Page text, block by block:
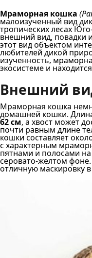
Мраморная кошка
малоизученный вид
тропических лесах
внешний вид, повадки
этот вид объектом
любителей дикой
изученность,
экосистеме и
Внешний
Мраморная кошка
домашней кошки.
62 см, а хвост может
почти равным длине
кошки составляет
с характерным
пятнами и полосами
серовато-желтом фоне.
отличную маскировку в